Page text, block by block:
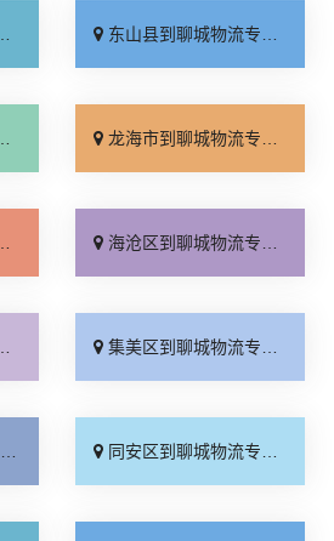
东山县到聊城物流专线_资质齐全「多少一方」
龙海市到聊城物流专线_保证时效「几天到达」
海沧区到聊城物流专线_全境到达「快运有保障」
集美区到聊城物流专线_一站式托运「全程无虑」
同安区到聊城物流专线_定点发车「门到门配送」